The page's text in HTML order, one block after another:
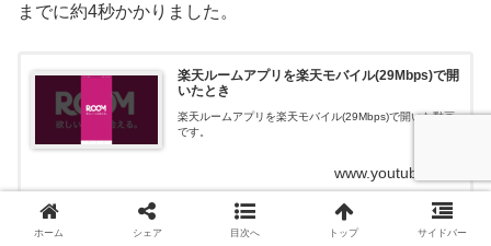
までに約4秒かかりました。
楽天ルームアプリを楽天モバイル(29Mbps)で開
いたとき
楽天ルームアプリを楽天モバイル(29Mbps)で開いた動画
です。
www.youtube.com
mineoのデータ使い放題の方が、約4秒長くなる結果とな
ホーム シェア 目次へ トップ サイドバー